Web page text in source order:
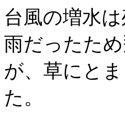
台風の増水
雨だったた
が、草にと
た。